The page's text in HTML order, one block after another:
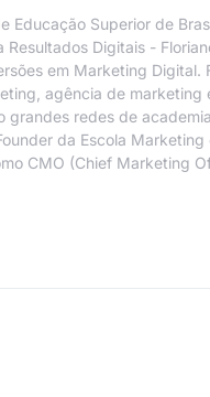
Educação Superior de
Digitais -
em Marketing Digital.
agência de marketing
grandes redes de
da Escola
CMO (Chief Marketing